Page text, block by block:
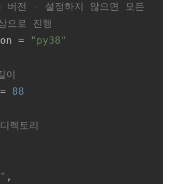
전 - 설정하지 않으면 모든
으로 진행
= "py38"
이
= 88
렉토리
,